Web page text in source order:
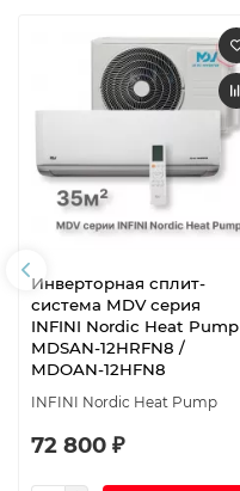
Инверторная сплит-
система MDV серия
INFINI Nordic Heat Pump
MDSAN-12HRFN8 /
MDOAN-12HFN8
INFINI Nordic Heat Pump
72 800 ₽